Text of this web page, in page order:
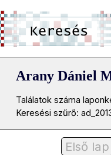
Arany Dániel
Találatok száma
Keresési szűrő:
Első lap